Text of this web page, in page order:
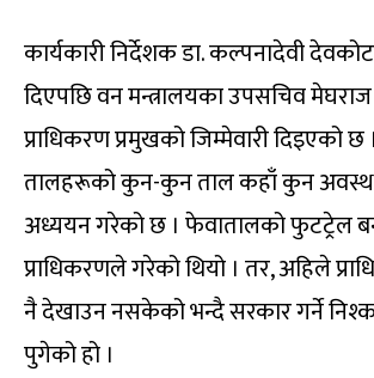
कार्यकारी निर्देशक डा. कल्पनादेवी
दिएपछि वन मन्त्रालयका उपसचिव
प्राधिकरण प्रमुखको जिम्मेवारी दिइएको
तालहरूको कुन-कुन ताल कहाँ कुन
अध्ययन गरेको छ । फेवातालको फुटट्रेल
प्राधिकरणले गरेको थियो । तर, अहिले
नै देखाउन नसकेको भन्दै सरकार गर्ने
पुगेको हो ।